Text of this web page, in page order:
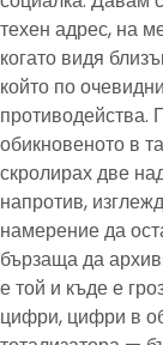
техен адрес, на
когато видя
който по
противодейства.
обикновеното в
скролирах две
напротив,
намерение да
бързаща да
е той и къде е
цифри, цифри в